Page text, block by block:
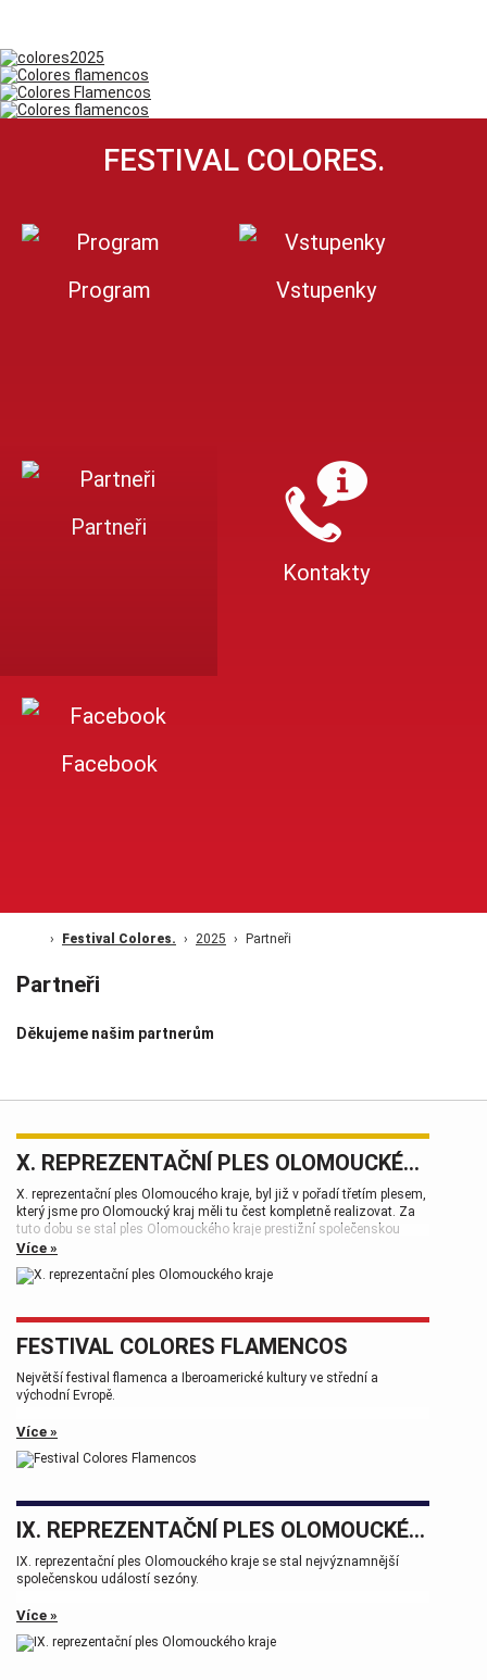
FESTIVAL COLORES.
Program Vstupenky
Partneři
Kontakty
Facebook
Festival Colores. 2025 Partneři
Partneři
Děkujeme našim partnerům
X. REPREZENTAČNÍ PLES OLOMOUCKÉHO KRAJE
X. reprezentační ples Olomoucého kraje, byl již v pořadí třetím plesem,
který jsme pro Olomoucký kraj měli tu čest kompletně realizovat. Za
tuto dobu se stal ples Olomouckého kraje prestižní společenskou
událostí, která patří k vrcholům plesové sezóny.
Více »
FESTIVAL COLORES FLAMENCOS
Největší festival flamenca a Iberoamerické kultury ve střední a
východní Evropě.
Více »
IX. REPREZENTAČNÍ PLES OLOMOUCKÉHO KRAJE
IX. reprezentační ples Olomouckého kraje se stal nejvýznamnější
společenskou událostí sezóny.
Více »